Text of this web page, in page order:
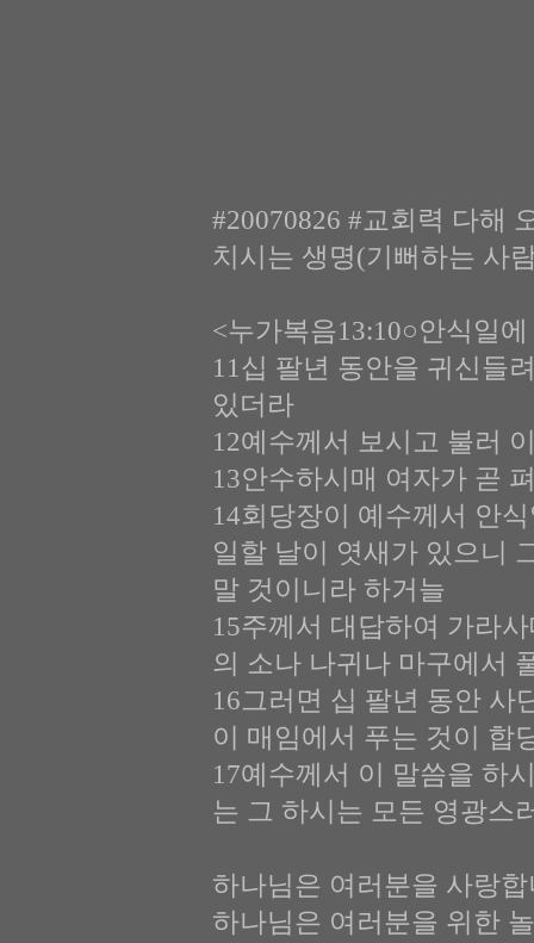
#20070826 #교회력 다해
치시는 생명(기뻐하는 사
<누가복음13:10○안식일
11십 팔년 동안을 귀신들
있더라
12예수께서 보시고 불러
13안수하시매 여자가 곧
14회당장이 예수께서 안
일할 날이 엿새가 있으니
말 것이니라 하거늘
15주께서 대답하여 가라
의 소나 나귀나 마구에서
16그러면 십 팔년 동안 사
이 매임에서 푸는 것이 합
17예수께서 이 말씀을 하
는 그 하시는 모든 영광스
하나님은 여러분을 사랑
하나님은 여러분을 위한